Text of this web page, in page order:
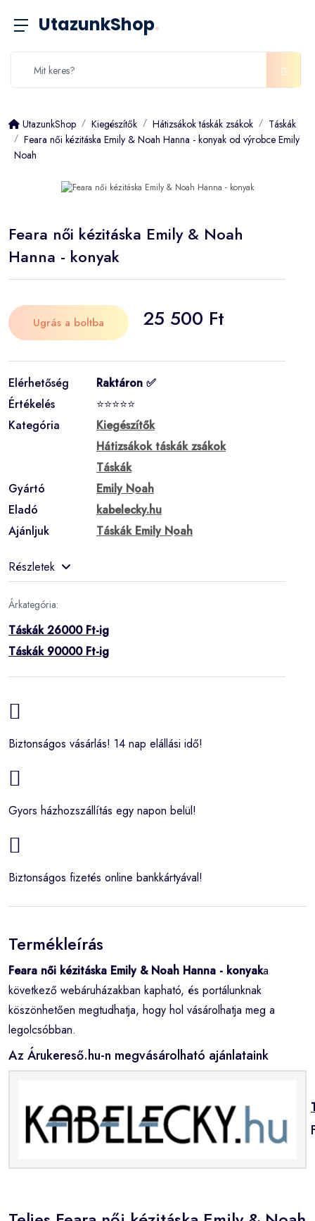
UtazunkShop.
UtazunkShop Kiegészítők Hátizsákok táskák zsákok
Táskák
Feara női kézitáska Emily & Noah Hanna - konyak od výrobce Emily
Noah
Feara női kézitáska Emily & Noah
Hanna - konyak
Ugrás a boltba 25 500 Ft
Elérhetőség
Raktáron ✅
Értékelés
⭐⭐⭐⭐⭐
Kategória
Kiegészítők
Hátizsákok táskák zsákok
Táskák
Gyártó
Emily Noah
Eladó
kabelecky.hu
Ajánljuk
Táskák Emily Noah
Részletek
Árkategória:
Táskák 26000 Ft-ig
Táskák 90000 Ft-ig
Biztonságos vásárlás! 14 nap elállási idő!
Gyors házhozszállítás egy napon belül!
Biztonságos fizetés online bankkártyával!
Termékleírás
Feara női kézitáska Emily & Noah Hanna - konyaka
következő webáruházakban kapható, és portálunknak
köszönhetően megtudhatja, hogy hol vásárolhatja meg a
legolcsóbban.
Az Árukereső.hu-n megvásárolható ajánlataink